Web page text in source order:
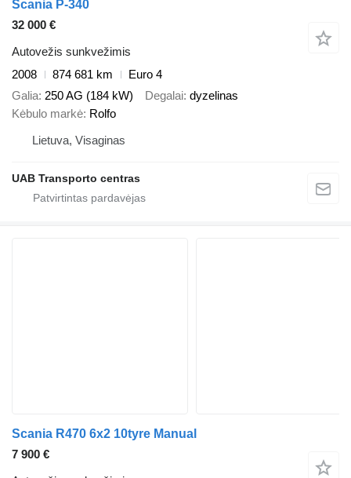
Scania P-340
32 000 €
Autovežis sunkvežimis
2008
874 681 km
Euro 4
Galia 250 AG (184 kW) Degalai dyzelinas
Kėbulo markė Rolfo
Lietuva, Visaginas
UAB Transporto centras
Scania R470 6x2 10tyre Manual
7 900 €